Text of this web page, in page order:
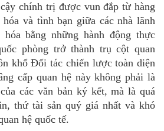
ậy chính trị được vun đắp từ hàng
và tình bạn giữa các nhà lãnh
bằng những hành động thực
ốc phòng trở thành trụ cột quan
khổ Đối tác chiến lượctoàn diện
cấp quan hệ này không phải là
các văn bản ký kết, mà là quá
, thứ tài sản quý giá nhất và khó
hệ quốc tế.